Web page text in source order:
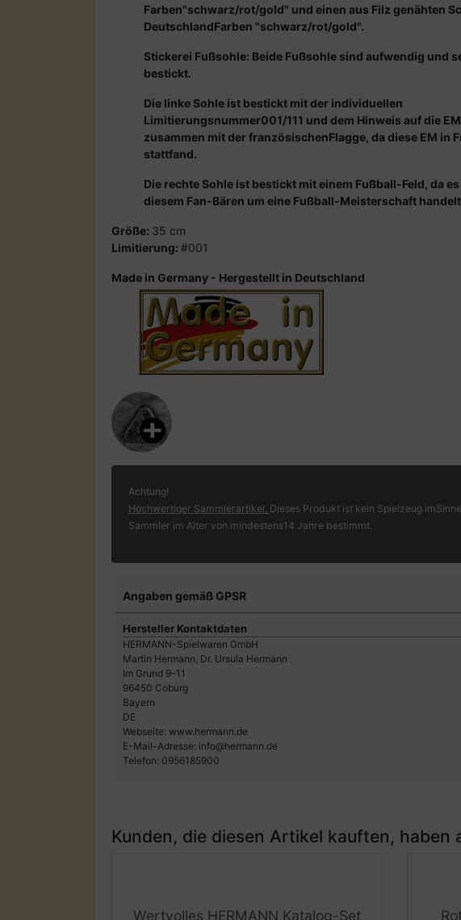
Farben"schwarz/rot/gold" und einen aus Filz genähten
DeutschlandFarben "schwarz/rot/gold".
Stickerei Fußsohle: Beide Fußsohle sind aufwendig und
bestickt.
Die linke Sohle ist bestickt mit der individuellen
Limitierungsnummer001/111 und dem Hinweis auf die
zusammen mit der französischenFlagge, da diese EM in
stattfand.
Die rechte Sohle ist bestickt mit einem Fußball-Feld, da
diesem Fan-Bären um eine Fußball-Meisterschaft
Größe: 35 cm
Limitierung: #001
Made in Germany - Hergestellt in Deutschland
Achtung!
Hochwertiger Sammlerartikel. Dieses Produkt ist kein Spielzeug
Sammler im Alter von mindestens14 Jahre bestimmt.
Angaben gemäß GPSR
Hersteller Kontaktdaten
HERMANN-Spielwaren GmbH
Martin Hermann, Dr. Ursula Hermann
Im Grund 9-11
96450 Coburg
Bayern
DE
Webseite: www.hermann.de
E-Mail-Adresse: info@hermann.de
Telefon: 0956185900
Kunden, die diesen Artikel kauften,
Wertvolles HERMANN Katalog-Set